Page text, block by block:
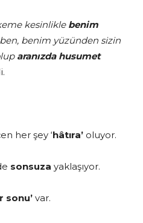
kesinlikle benim
benim yüzünden sizin
aranızda husumet
her şey ‘hâtıra’ oluyor.
sonsuza yaklaşıyor.
sonu’ var.